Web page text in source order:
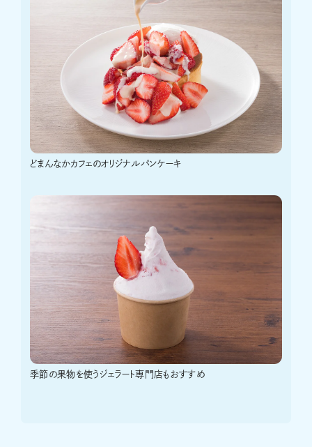
どまんなかカフェのオリジナルパンケーキ
季節の果物を使うジェラート専門店もおすすめ